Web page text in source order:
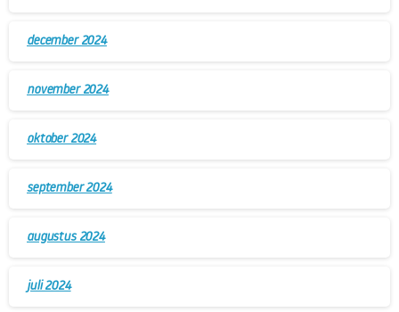
december 2024
november 2024
oktober 2024
september 2024
augustus 2024
juli 2024